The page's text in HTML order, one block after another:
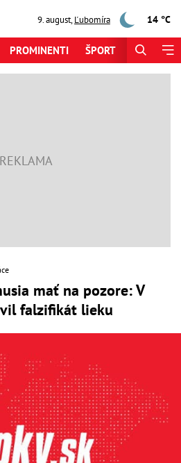
9. august,Ľubomíra 14 °C
PROMINENTI ŠPORT
mať na pozore: V
falzifikát lieku